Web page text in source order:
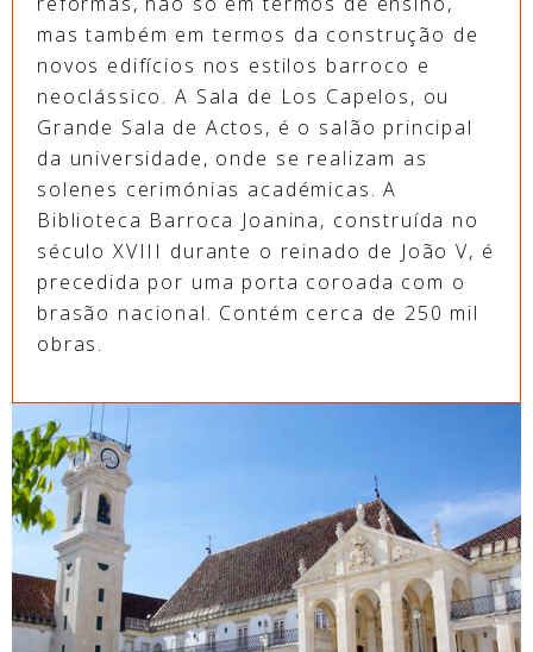
mas também em termos da construção de
novos edifícios nos estilos barroco e
neoclássico. A Sala de Los Capelos, ou
Grande Sala de Actos, é o salão principal
da universidade, onde se realizam as
solenes cerimónias académicas. A
Biblioteca Barroca Joanina, construída no
século XVIII durante o reinado de João V, é
precedida por uma porta coroada com o
brasão nacional. Contém cerca de 250 mil
obras.